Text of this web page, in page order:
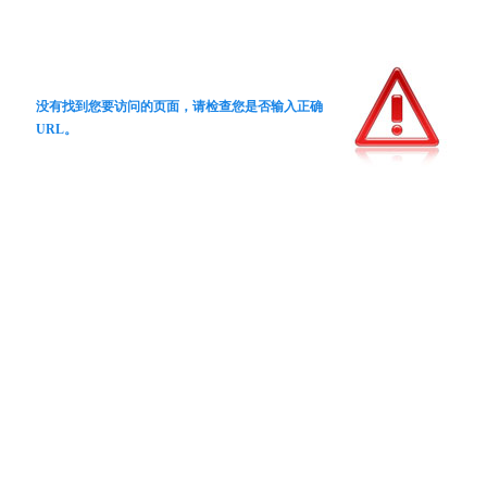
没有找到您要访问的页面，请检查您是否输入正确
URL。